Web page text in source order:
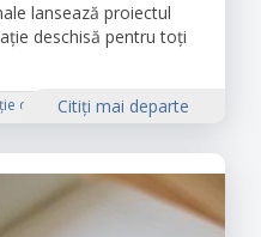
lansează proiectul
deschisă pentru toți
deschisă pentru toți -
a școlii
gimnazial
Citiţi mai departe